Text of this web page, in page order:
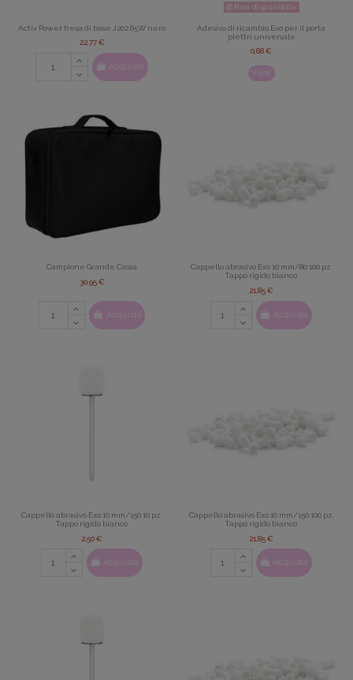
Activ Power fresa di base J202 65W nero
22,77 €
Acquista
Non disponibile
Adesivo di ricambio Exo per il porta
plettri universale
0,68 €
View
Campione Grande Cassa
30,95 €
Acquista
Cappello abrasivo Exo 10 mm/80 100 pz.
Tappo rigido bianco
21,85 €
Acquista
Cappello abrasivo Exo 10 mm/150 10 pz.
Tappo rigido bianco
2,50 €
Acquista
Cappello abrasivo Exo 10 mm/150 100 pz.
Tappo rigido bianco
21,85 €
Acquista